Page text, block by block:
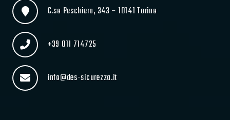
C.so Peschiera, 343 – 10141 Torino
+39 011 714725
info@des-sicurezza.it